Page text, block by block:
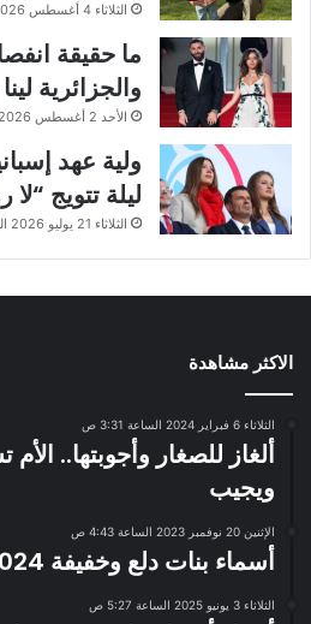
الثلاثاء 4 أغسطس 2026 الساعة 2:36 ص
ما حقيقة
والجزائرية
الأحد 2 أغسطس 2026 الساعة 9:35 م
ولية عهد
ليلة تتويج “لا
الثلاثاء 21 يوليو 2026 الساعة 5:53 ص
الاكثر مشاهدة
الثلاثاء 6 فبراير 2024 الساعة 3:31 ص
ألغاز للصغار وأجوبتها..
ويجيب
الإثنين 20 نوفمبر 2023 الساعة 4:43 ص
أسماء بنات دلع وخفيفة 2024
الثلاثاء 3 يونيو 2025 الساعة 5:27 ص